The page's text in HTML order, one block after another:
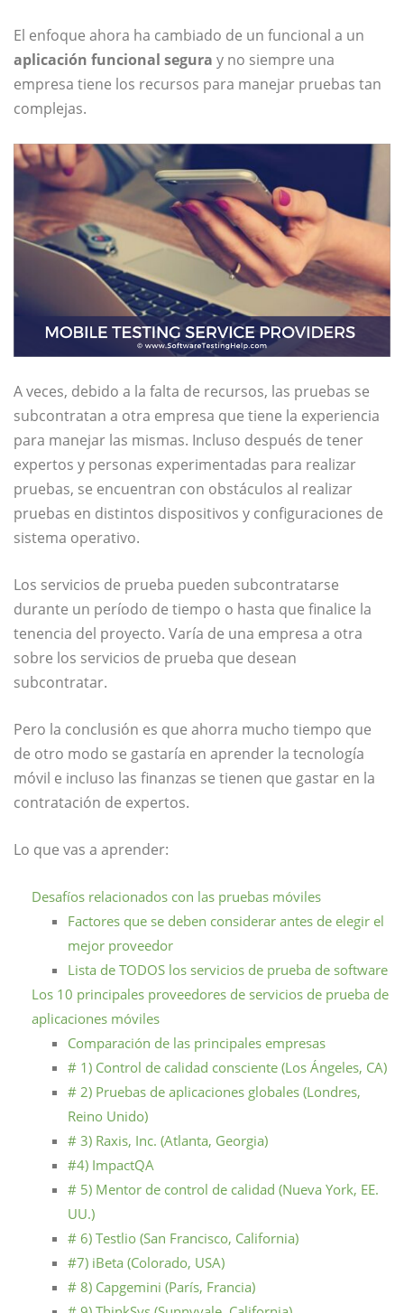
El enfoque ahora ha cambiado de un funcional a un
aplicación funcional segura y no siempre una
empresa tiene los recursos para manejar pruebas tan
complejas.
A veces, debido a la falta de recursos, las pruebas se
subcontratan a otra empresa que tiene la experiencia
para manejar las mismas. Incluso después de tener
expertos y personas experimentadas para realizar
pruebas, se encuentran con obstáculos al realizar
pruebas en distintos dispositivos y configuraciones de
sistema operativo.
Los servicios de prueba pueden subcontratarse
durante un período de tiempo o hasta que finalice la
tenencia del proyecto. Varía de una empresa a otra
sobre los servicios de prueba que desean
subcontratar.
Pero la conclusión es que ahorra mucho tiempo que
de otro modo se gastaría en aprender la tecnología
móvil e incluso las finanzas se tienen que gastar en la
contratación de expertos.
Lo que vas a aprender:
Desafíos relacionados con las pruebas móviles
Factores que se deben considerar antes de elegir el
mejor proveedor
Lista de TODOS los servicios de prueba de software
Los 10 principales proveedores de servicios de prueba de
aplicaciones móviles
Comparación de las principales empresas
# 1) Control de calidad consciente (Los Ángeles, CA)
# 2) Pruebas de aplicaciones globales (Londres,
Reino Unido)
# 3) Raxis, Inc. (Atlanta, Georgia)
#4) ImpactQA
# 5) Mentor de control de calidad (Nueva York, EE.
UU.)
# 6) Testlio (San Francisco, California)
#7) iBeta (Colorado, USA)
# 8) Capgemini (París, Francia)